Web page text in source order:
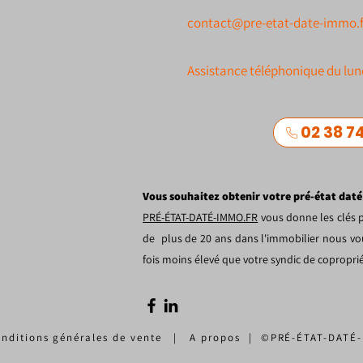
contact@pre-etat-date-
Assistance téléphonique du
02 38 74
Vous souhaitez obtenir votre pré-état
PRÉ-ÉTAT-DATÉ-IMMO.FR vous donne les clés
de plus de 20 ans dans l'immobilier nous
fois moins élevé que votre syndic de
générales de vente |A propos | ©PRÉ-ÉTAT-